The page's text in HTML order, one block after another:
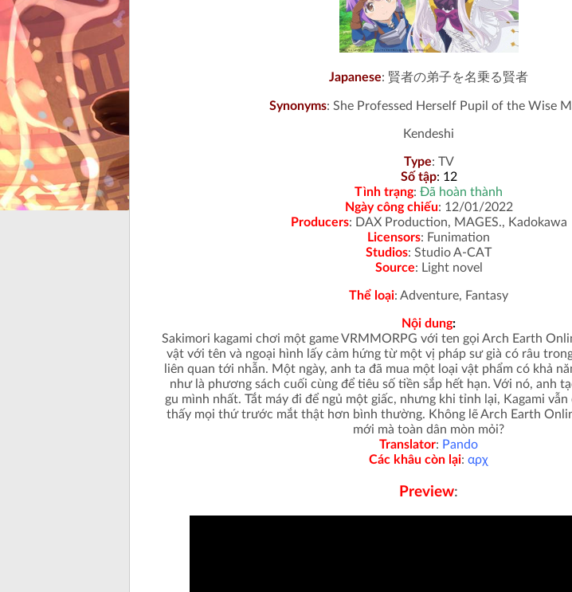
Japanese: 賢者の弟子を名乗る賢者
Synonyms: She Professed Herself Pupil of the Wise
Kendeshi
Type: TV
Số tập: 12
Tình trạng: Đã hoàn thành
Ngày công chiếu: 12/01/2022
Producers: DAX Production, MAGES., Kadokawa
Licensors: Funimation
Studios: Studio A-CAT
Source: Light novel
Thể loại: Adventure, Fantasy
Nội dung:
Sakimori kagami chơi một game VRMMORPG với ten gọi Arch Earth
vật với tên và ngoại hình lấy cảm hứng từ một vị pháp sư già có râu
liên quan tới nhẫn. Một ngày, anh ta đã mua một loại vật phẩm có khả
như là phương sách cuối cùng để tiêu số tiền sắp hết hạn. Với nó, anh
gu mình nhất. Tắt máy đi để ngủ một giấc, nhưng khi tỉnh lại, Kagami vẫn
thấy mọi thứ trước mắt thật hơn bình thường. Không lẽ Arch Earth
mới mà toàn dân mòn mỏi?
Translator: Pando
Các khâu còn lại: αρχ
Preview: